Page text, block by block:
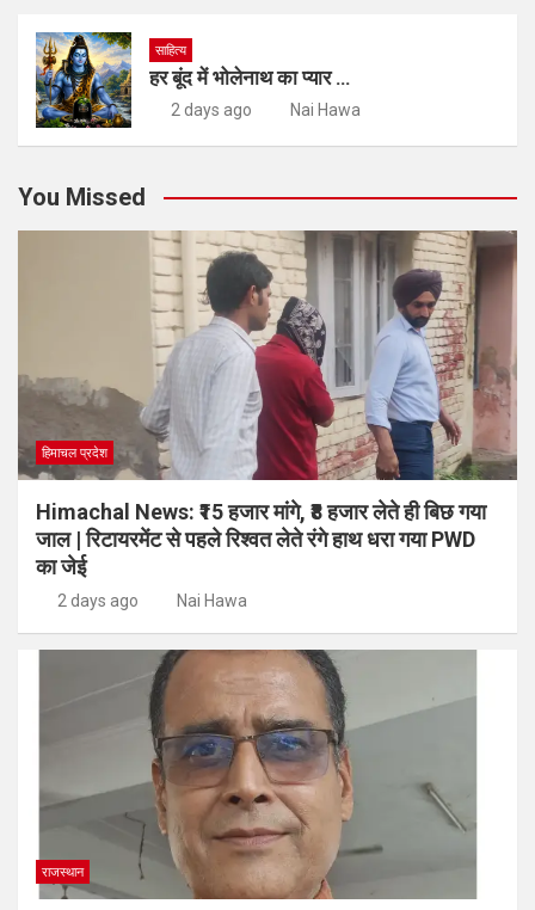
साहित्य
हर बूंद में भोलेनाथ का प्यार …
2 days ago Nai Hawa
You Missed
हिमाचल प्रदेश
Himachal News: ₹15 हजार मांगे, ₹8 हजार लेते ही बिछ गया
जाल | रिटायरमेंट से पहले रिश्वत लेते रंगे हाथ धरा गया PWD
का जेई
2 days ago Nai Hawa
राजस्थान